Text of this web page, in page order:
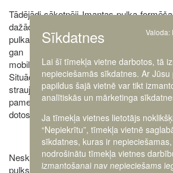
Tādējādi sākotnēji Imantas pulka
dažādiem starpgadījumiem. Lielāko
pulkam deva nevis kolonisti, kuri ieņēma
gan bēgļi un bijušie latviešu
mobilizācijas A. Kolčaka armijā un
Situācija izmainījās 1919. gada
strauji uzbruka, un daudzi kolonisti,
pameta savas mājas un iestājās
dotos uz Latviju.
Neskatoties uz grūtībām, līdz 1919.
pulks bija nokomplektēts. 1919. gada
Sīkdatnes Valoda:
Lai šī tīmekļa vietne darbotos, tā
nepieciešamās sīkdatnes. Ar Jūsu
papildus šajā vietnē var tikt
analītiskās un mārketinga
Ja tīmekļa vietnes lietotājs
“Nepiekrītu”, tīmekļa vietnē
sīkdatnes, kuras ir
nodrošinātu tīmekļa vietnes
izmantošanai nav nepieciešams